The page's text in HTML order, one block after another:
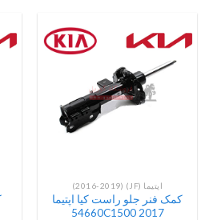
اپتیما (JF) (2016-2019)
کمک فنر جلو راست کیا اپتیما
2017 54660C1500